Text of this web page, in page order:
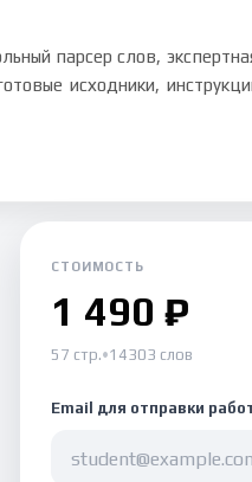
парсер слов,
исходники,
СТОИМОСТЬ
1 490 ₽
57 стр.•14303 слов
Email для отправки